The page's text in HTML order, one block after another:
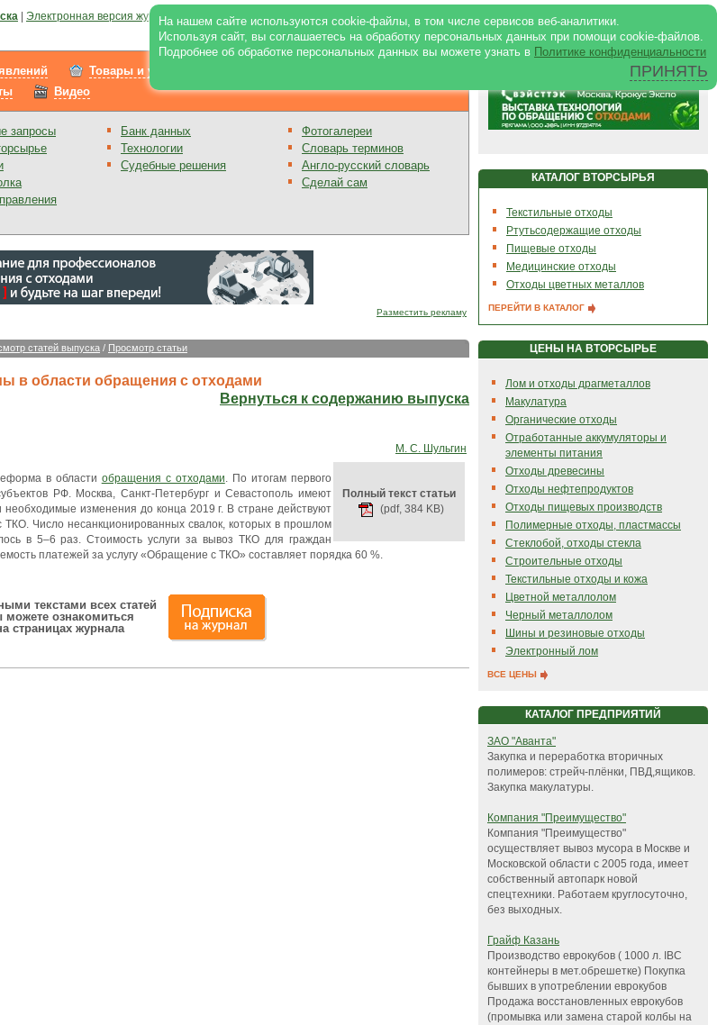
На нашем сайте используются cookie-файлы, в том числе сервисов веб-аналитики.
Используя сайт, вы соглашаетесь на обработку персональных данных при помощи cookie-файлов.
Подробнее об обработке персональных данных вы можете узнать в Политике конфиденциальности
ПРИНЯТЬ
Электронная версия журнала |Отзывы|Реклама на портале|Реклама в журнале |
Товары и услуги
Видео
запросы
Банк данных
Технологии
Судебные решения
Фотогалереи
Словарь терминов
Англо-русский словарь
Сделай сам
Разместить рекламу
статей выпуска / Просмотр статьи
в области обращения с отходами
Вернуться к содержанию выпуска
М. С. Шульгин
Полный текст статьи
(pdf, 384 KB)
в области обращения с отходами. По итогам первого
РФ. Москва, Санкт-Петербург и Севастополь имеют
изменения до конца 2019 г. В стране действуют
Число несанкционированных свалок, которых в прошлом
в 5–6 раз. Стоимость услуги за вывоз ТКО для граждан
платежей за услугу «Обращение с ТКО» составляет порядка 60 %.
текстами всех статей
можете ознакомиться
страницах журнала
КАТАЛОГ ВТОРСЫРЬЯ
Текстильные отходы
Ртутьсодержащие отходы
Пищевые отходы
Медицинские отходы
Отходы цветных металлов
ПЕРЕЙТИ В КАТАЛОГ
ЦЕНЫ НА ВТОРСЫРЬЕ
Лом и отходы драгметаллов
Макулатура
Органические отходы
Отработанные аккумуляторы и
элементы питания
Отходы древесины
Отходы нефтепродуктов
Отходы пищевых производств
Полимерные отходы, пластмассы
Стеклобой, отходы стекла
Строительные отходы
Текстильные отходы и кожа
Цветной металлолом
Черный металлолом
Шины и резиновые отходы
Электронный лом
ВСЕ ЦЕНЫ
КАТАЛОГ ПРЕДПРИЯТИЙ
ЗАО "Аванта"
Закупка и переработка вторичных
полимеров: стрейч-плёнки, ПВД,ящиков.
Закупка макулатуры.
Компания "Преимущество"
Компания "Преимущество"
осуществляет вывоз мусора в Москве и
Московской области с 2005 года, имеет
собственный автопарк новой
спецтехники. Работаем круглосуточно,
без выходных.
Грайф Казань
Производство еврокубов ( 1000 л. IBC
контейнеры в мет.обрешетке) Покупка
бывших в употреблении еврокубов
Продажа восстановленных еврокубов
(промывка или замена старой колбы на